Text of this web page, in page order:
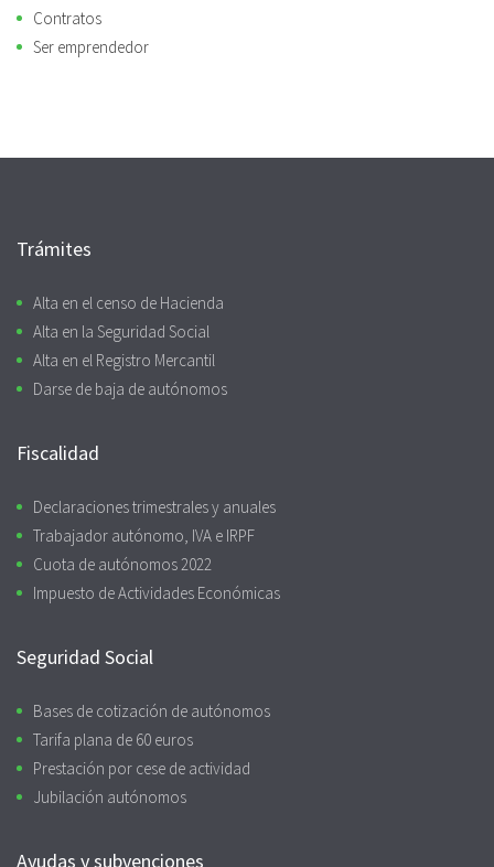
Contratos
Ser emprendedor
Trámites
Alta en el censo de Hacienda
Alta en la Seguridad Social
Alta en el Registro Mercantil
Darse de baja de autónomos
Fiscalidad
Declaraciones trimestrales y anuales
Trabajador autónomo, IVA e IRPF
Cuota de autónomos 2022
Impuesto de Actividades Económicas
Seguridad Social
Bases de cotización de autónomos
Tarifa plana de 60 euros
Prestación por cese de actividad
Jubilación autónomos
Ayudas y subvenciones